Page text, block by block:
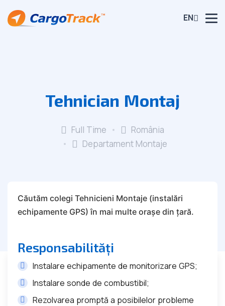
EN
Tehnician Montaj
Full Time
România
Departament Montaje
Căutăm colegi Tehnicieni Montaje (instalări
echipamente GPS) în mai multe orașe din țară.
Responsabilități
Instalare echipamente de monitorizare GPS;
Instalare sonde de combustibil;
Rezolvarea promptă a posibilelor probleme